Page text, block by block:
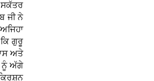
ਸਕੱਤਰ
ਜੀ ਨੇ
ਗੁਰੂ
ਅਤੇ
ਨੂੰ ਅੱਗੇ